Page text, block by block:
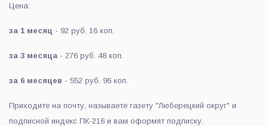
Цена:
за 1 месяц - 92 руб. 16 коп.
за 3 месяца - 276 руб. 48 коп.
за 6 месяцев - 552 руб. 96 коп.
Приходите на почту, называете газету "Люберецкий округ" и
подписной индекс ПК-216 и вам оформят подписку.